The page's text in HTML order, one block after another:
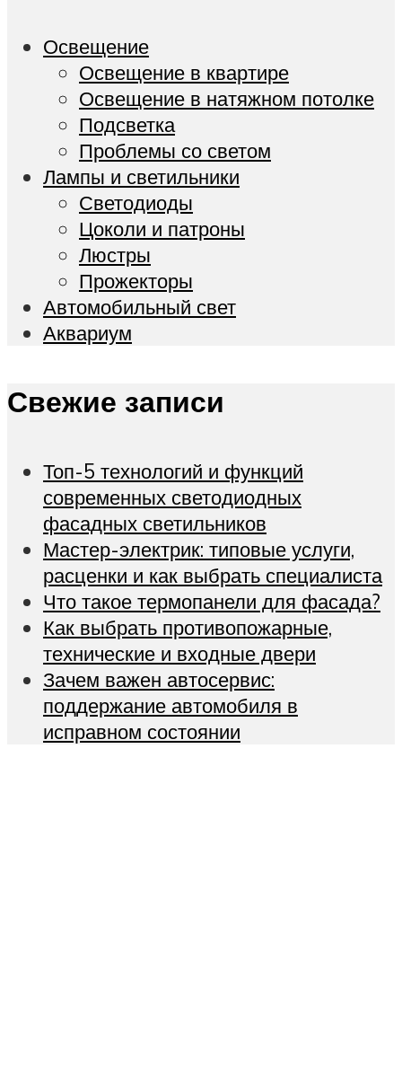
Освещение
Освещение в квартире
Освещение в натяжном потолке
Подсветка
Проблемы со светом
Лампы и светильники
Светодиоды
Цоколи и патроны
Люстры
Прожекторы
Автомобильный свет
Аквариум
Свежие записи
Топ-5 технологий и функций
современных светодиодных
фасадных светильников
Мастер-электрик: типовые услуги,
расценки и как выбрать специалиста
Что такое термопанели для фасада?
Как выбрать противопожарные,
технические и входные двери
Зачем важен автосервис:
поддержание автомобиля в
исправном состоянии